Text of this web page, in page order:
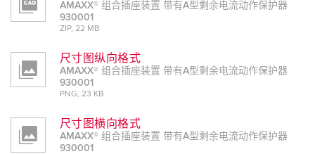
AMAXX® 组合插座装置 带有A型剩余电流动作保护器
930001
ZIP, 22 MB
尺寸图纵向格式
AMAXX® 组合插座装置 带有A型剩余电流动作保护器
930001
PNG, 23 KB
尺寸图横向格式
AMAXX® 组合插座装置 带有A型剩余电流动作保护器
930001